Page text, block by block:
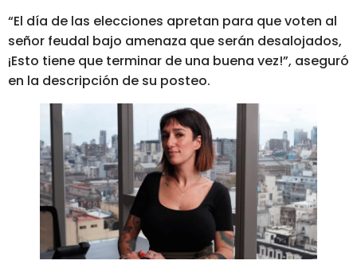
“El día de las elecciones apretan para que voten al
señor feudal bajo amenaza que serán desalojados,
¡Esto tiene que terminar de una buena vez!”, aseguró
en la descripción de su posteo.